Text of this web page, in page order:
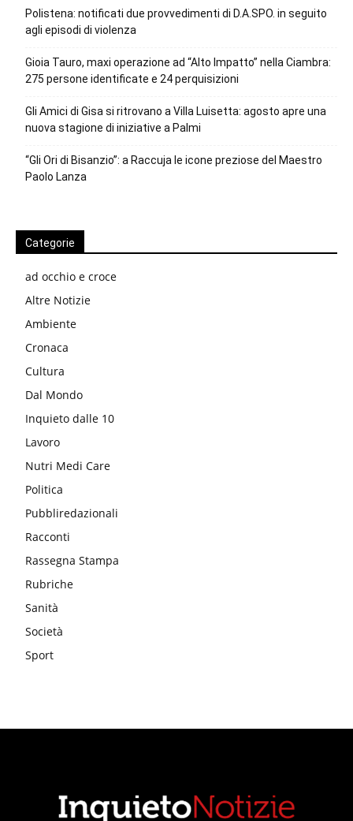
Polistena: notificati due provvedimenti di D.A.SPO. in seguito
agli episodi di violenza
Gioia Tauro, maxi operazione ad “Alto Impatto” nella Ciambra:
275 persone identificate e 24 perquisizioni
Gli Amici di Gisa si ritrovano a Villa Luisetta: agosto apre una
nuova stagione di iniziative a Palmi
“Gli Ori di Bisanzio”: a Raccuja le icone preziose del Maestro
Paolo Lanza
Categorie
ad occhio e croce
Altre Notizie
Ambiente
Cronaca
Cultura
Dal Mondo
Inquieto dalle 10
Lavoro
Nutri Medi Care
Politica
Pubbliredazionali
Racconti
Rassegna Stampa
Rubriche
Sanità
Società
Sport